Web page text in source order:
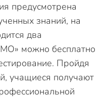
предусмотрена
знаний, на
два
можно бесплатно
Пройдя
учащиеся получают